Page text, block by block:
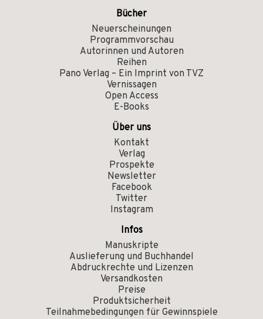
Bücher
Neuerscheinungen
Programmvorschau
Autorinnen und Autoren
Reihen
Pano Verlag – Ein Imprint von TVZ
Vernissagen
Open Access
E-Books
Über uns
Kontakt
Verlag
Prospekte
Newsletter
Facebook
Twitter
Instagram
Infos
Manuskripte
Auslieferung und Buchhandel
Abdruckrechte und Lizenzen
Versandkosten
Preise
Produktsicherheit
Teilnahmebedingungen für Gewinnspiele